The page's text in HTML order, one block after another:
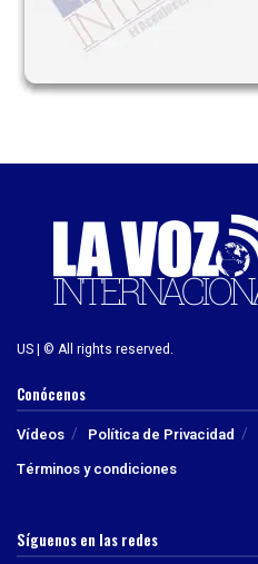
US | © All rights reserved.
Conócenos
Vídeos Política de Privacidad
Términos y condiciones
Síguenos en las redes